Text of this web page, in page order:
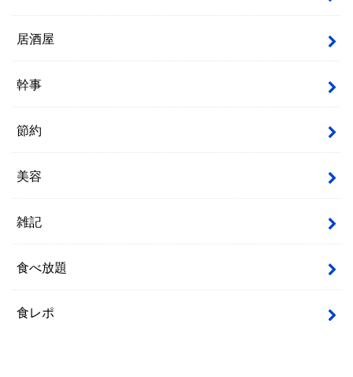
居酒屋
幹事
節約
美容
雑記
食べ放題
食レポ